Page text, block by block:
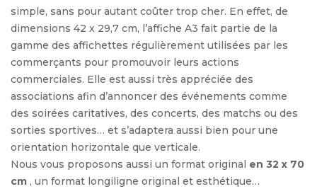
simple, sans pour autant coûter trop cher. En effet, de
dimensions 42 x 29,7 cm, l’affiche A3 fait partie de la
gamme des affichettes régulièrement utilisées par les
commerçants pour promouvoir leurs actions
commerciales. Elle est aussi très appréciée des
associations afin d’annoncer des événements comme
des soirées caritatives, des concerts, des matchs ou des
sorties sportives… et s’adaptera aussi bien pour une
orientation horizontale que verticale.
Nous vous proposons aussi un format original en 32 x 70
cm , un format longiligne original et esthétique…